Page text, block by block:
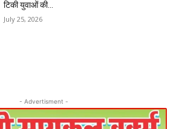
टिकी युवाओं की...
July 25, 2026
- Advertisment -